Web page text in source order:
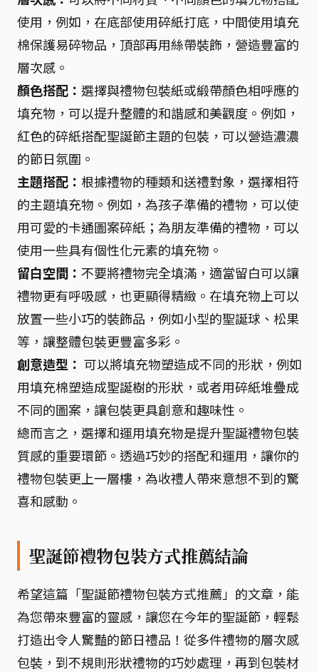
使用，例如，在底部使用碎紙打底，中間使用填充
棉保護易碎物品，頂部再用絲帶裝飾，營造豐富的
層次感。
顏色搭配： 選擇與禮物包裝紙或緞帶顏色相呼應的
填充物，可以提升整體的和諧感和美觀度。例如，
紅色的碎紙搭配聖誕節主題的包裝，可以營造濃濃
的節日氛圍。
主題搭配： 根據禮物的種類和送禮對象，選擇相符
的主題填充物。例如，為孩子準備的禮物，可以使
用可愛的卡通圖案碎紙；為朋友準備的禮物，可以
使用一些具有個性化元素的填充物。
留白空間： 不要將禮物完全填滿，適當留白可以讓
禮物更有呼吸感，也更顯得精緻。在填充物上可以
放置一些小巧的裝飾品，例如小型的聖誕球、松果
等，讓整體包裝更豐富多彩。
創意造型： 可以將填充物塑造成不同的形狀，例如
用填充棉塑造成聖誕樹的形狀，或者用碎紙堆疊成
不同的圖案，讓包裝更具創意和趣味性。
總而言之，選擇和運用填充物是提升聖誕禮物包裝
質感的重要環節。透過巧妙的搭配和運用，讓你的
禮物包裝更上一層樓，為收禮人帶來意想不到的驚
喜和感動。
聖誕節禮物包裝方式推薦結論
希望這篇「聖誕節禮物包裝方式推薦」的文章，能
為您帶來豐富的靈感，讓您在今年的聖誕節，輕鬆
打造出令人驚豔的節日禮品！從多件禮物的層次感
包裝，到不規則形狀禮物的巧妙處理，再到包裝材